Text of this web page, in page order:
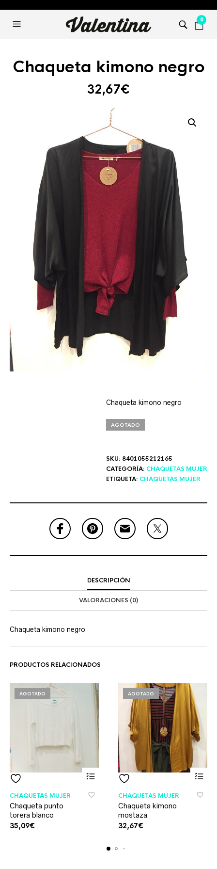
0
Chaqueta kimono negro
32,67€
Chaqueta kimono negro
AGOTADO
SKU: 8401055212165
CATEGORÍA: CHAQUETAS MUJER
ETIQUETA: CHAQUETAS MUJER
DESCRIPCIÓN
VALORACIONES (0)
Chaqueta kimono negro
PRODUCTOS RELACIONADOS
AGOTADO
CHAQUETAS MUJER
Chaqueta punto
torera blanco
35,09€
AGOTADO
CHAQUETAS MUJER
Chaqueta kimono
mostaza
32,67€